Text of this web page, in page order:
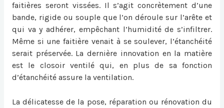
faitières seront vissées. Il s’agit concrètement d’une
bande, rigide ou souple que l’on déroule sur l’arête et
qui va y adhérer, empêchant l’humidité de s’infiltrer.
Même si une faitière venait à se soulever, l’étanchéité
serait préservée. La dernière innovation en la matière
est le closoir ventilé qui, en plus de sa fonction
d’étanchéité assure la ventilation.
La délicatesse de la pose, réparation ou rénovation du